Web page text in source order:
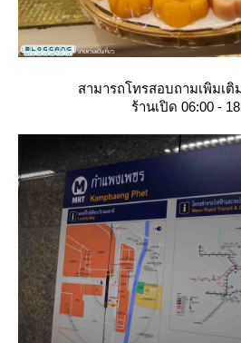
สามารถโทรสอบถามเพิมเติ
ร้านเปิด 06:00 -